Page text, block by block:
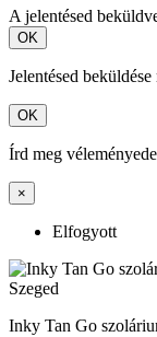
A jelentésed
OK
Jelentésed beküldése
OK
Írd meg
×
Elfogyott
Inky Tan Go